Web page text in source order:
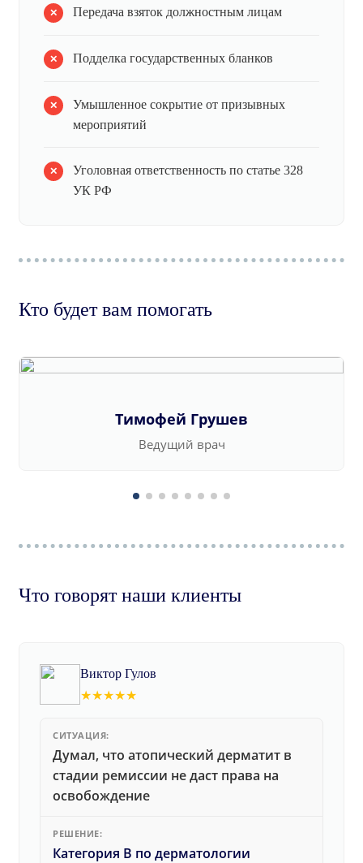
Передача взяток должностным лицам
Подделка государственных бланков
Умышленное сокрытие от призывных
мероприятий
Уголовная ответственность по статье 328
УК РФ
Кто будет вам помогать
Тимофей Грушев
Ведущий врач
Что говорят наши клиенты
Виктор Гулов
★★★★★
СИТУАЦИЯ:
Думал, что атопический дерматит в
стадии ремиссии не даст права на
освобождение
РЕШЕНИЕ:
Категория В по дерматологии